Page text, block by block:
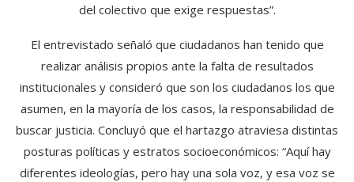
del colectivo que exige respuestas”.
El entrevistado señaló que ciudadanos han tenido que
realizar análisis propios ante la falta de resultados
institucionales y consideró que son los ciudadanos los que
asumen, en la mayoría de los casos, la responsabilidad de
buscar justicia. Concluyó que el hartazgo atraviesa distintas
posturas políticas y estratos socioeconómicos: “Aquí hay
diferentes ideologías, pero hay una sola voz, y esa voz se